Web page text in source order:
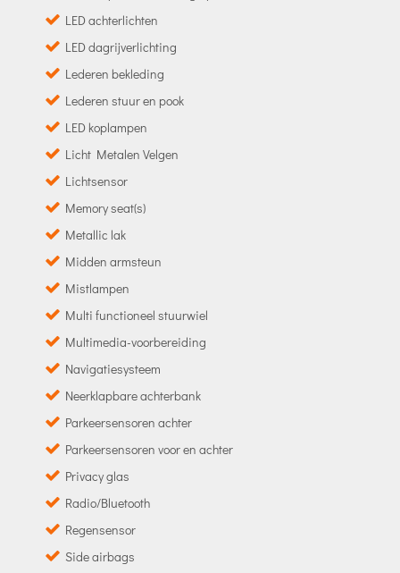
LED achterlichten
LED dagrijverlichting
Lederen bekleding
Lederen stuur en pook
LED koplampen
Licht Metalen Velgen
Lichtsensor
Memory seat(s)
Metallic lak
Midden armsteun
Mistlampen
Multi functioneel stuurwiel
Multimedia-voorbereiding
Navigatiesysteem
Neerklapbare achterbank
Parkeersensoren achter
Parkeersensoren voor en achter
Privacy glas
Radio/Bluetooth
Regensensor
Side airbags